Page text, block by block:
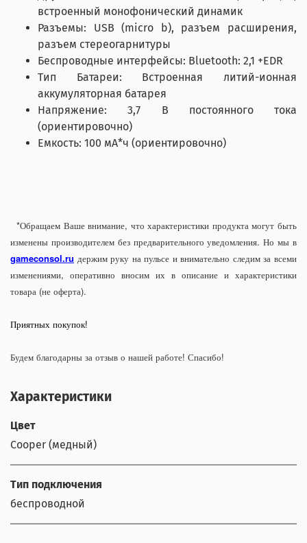
встроенный монофонический динамик
Разъемы: USB (micro b), разъем расширения,
разъем стереогарнитуры
Беспроводные интерфейсы: Bluetooth: 2,1 +EDR
Тип Батареи: Встроенная литий-ионная
аккумуляторная батарея
Напряжение: 3,7 В постоянного тока
(ориентировочно)
Емкость: 100 мА*ч (ориентировочно)
*Обращаем Ваше внимание, что характеристики продукта могут быть
изменены производителем без предварительного уведомления. Но мы в
gameconsol.ru держим руку на пульсе и внимательно следим за всеми
изменениями, оперативно вносим их в описание и характеристики
товара (не оферта).
Приятных покупок!
Будем благодарны за отзыв о нашей работе! Спасибо!
Характеристики
Цвет
Cooper (медный)
Тип подключения
беспроводной